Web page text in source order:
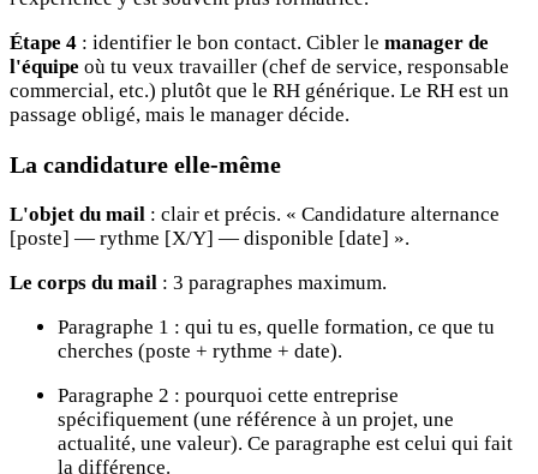
Étape 4 : identifier le bon contact. Cibler le manager de
l'équipe où tu veux travailler (chef de service, responsable
commercial, etc.) plutôt que le RH générique. Le RH est un
passage obligé, mais le manager décide.
La candidature elle-même
L'objet du mail : clair et précis. « Candidature alternance
[poste] — rythme [X/Y] — disponible [date] ».
Le corps du mail : 3 paragraphes maximum.
Paragraphe 1 : qui tu es, quelle formation, ce que tu
cherches (poste + rythme + date).
Paragraphe 2 : pourquoi cette entreprise
spécifiquement (une référence à un projet, une
actualité, une valeur). Ce paragraphe est celui qui fait
la différence.